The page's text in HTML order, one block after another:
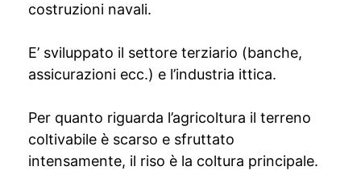
costruzioni navali.
E’ sviluppato il settore terziario (banche,
assicurazioni ecc.) e l’industria ittica.
Per quanto riguarda l’agricoltura il terreno
coltivabile è scarso e sfruttato
intensamente, il riso è la coltura principale.